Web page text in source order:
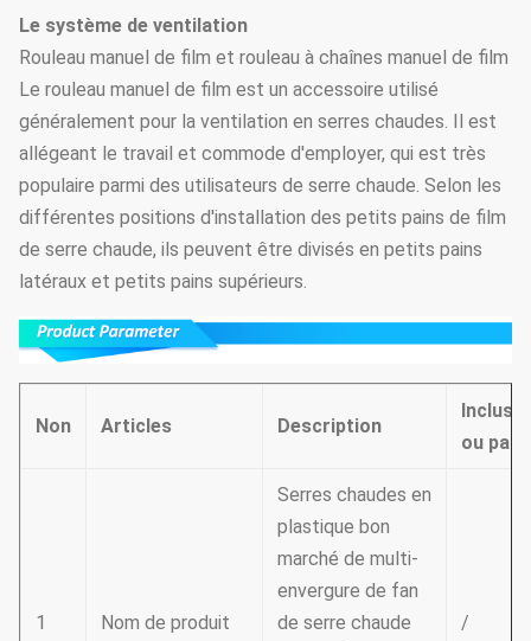
Le système de ventilation
Rouleau manuel de film et rouleau à chaînes manuel de film
Le rouleau manuel de film est un accessoire utilisé
généralement pour la ventilation en serres chaudes. Il est
allégeant le travail et commode d'employer, qui est très
populaire parmi des utilisateurs de serre chaude. Selon les
différentes positions d'installation des petits pains de film
de serre chaude, ils peuvent être divisés en petits pains
latéraux et petits pains supérieurs.
Non Articles Description
ou pas
1 Nom de produit
Serres chaudes en
plastique bon
marché de multi-
envergure de fan
de serre chaude
/